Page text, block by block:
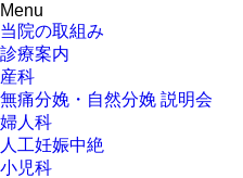
Menu
当院の取組み
診療案内
産科
無痛分娩・自然分娩 説明会
婦人科
人工妊娠中絶
小児科